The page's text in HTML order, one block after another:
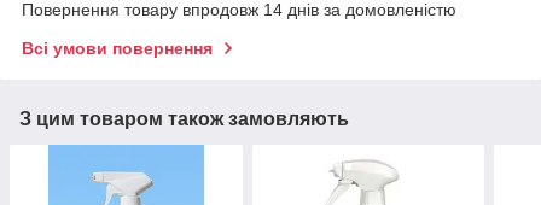
Повернення товару впродовж 14 днів за домовленістю
Всі умови повернення
З цим товаром також замовляють